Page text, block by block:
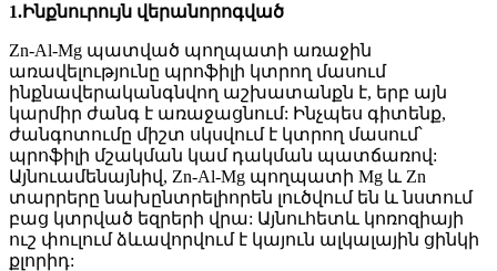
1.Ինքնուրույն վերանորոգված
Zn-Al-Mg պատված պողպատի առաջին
առավելությունը պրոֆիլի կտրող մասում
ինքնավերականգնվող աշխատանքն է, երբ այն
կարմիր ժանգ է առաջացնում: Ինչպես գիտենք,
ժանգոտումը միշտ սկսվում է կտրող մասում՝
պրոֆիլի մշակման կամ դակման պատճառով:
Այնուամենայնիվ, Zn-Al-Mg պողպատի Mg և Zn
տարրերը նախընտրելիորեն լուծվում են և նստում
բաց կտրված եզրերի վրա: Այնուհետև կոռոզիայի
ուշ փուլում ձևավորվում է կայուն ալկալային ցինկի
քլորիդ: